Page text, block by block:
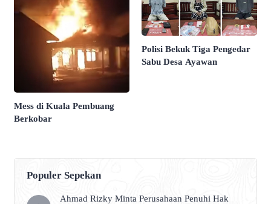
Mess di Kuala Pembuang
Berkobar
Polisi Bekuk Tiga Pengedar
Sabu Desa Ayawan
Populer Sepekan
Ahmad Rizky Minta Perusahaan Penuhi Hak